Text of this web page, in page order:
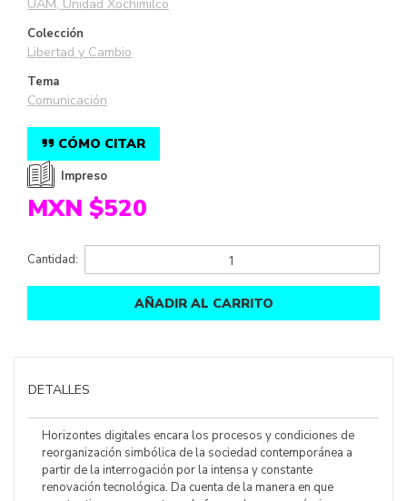
UAM, Unidad Xochimilco
Colección
Libertad y Cambio
Tema
Comunicación
CÓMO CITAR
Impreso
MXN $520
Cantidad:
AÑADIR AL CARRITO
DETALLES
Horizontes digitales encara los procesos y condiciones de
reorganización simbólica de la sociedad contemporánea a
partir de la interrogación por la intensa y constante
renovación tecnológica. Da cuenta de la manera en que